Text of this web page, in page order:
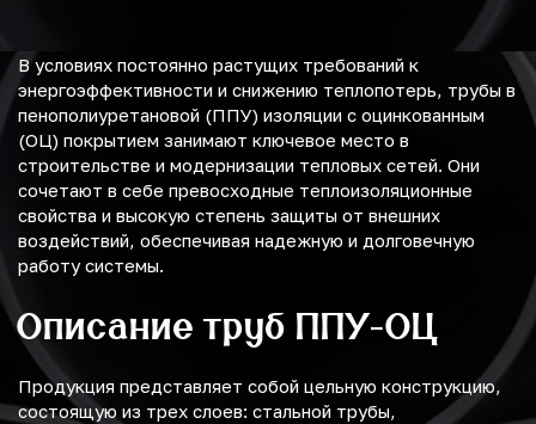
В условиях постоянно растущих требований к
энергоэффективности и снижению теплопотерь, трубы в
пенополиуретановой (ППУ) изоляции с оцинкованным
(ОЦ) покрытием занимают ключевое место в
строительстве и модернизации тепловых сетей. Они
сочетают в себе превосходные теплоизоляционные
свойства и высокую степень защиты от внешних
воздействий, обеспечивая надежную и долговечную
работу системы.
Описание труб ППУ-ОЦ
Продукция представляет собой цельную конструкцию,
состоящую из трех слоев: стальной трубы,